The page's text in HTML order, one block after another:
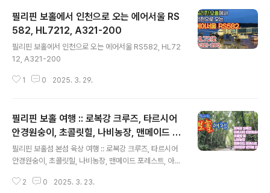
필리핀 보홀에서 인천으로 오는 에어서울 RS
582, HL7212, A321-200
필리핀 보홀에서 인천으로 오는 에어서울 RS582, HL72
12, A321-200
1 0 2025. 3. 29.
필리핀 보홀 여행 :: 로복강 크루즈, 타르시어
안경원숭이, 초콜릿힐, 나비농장, 맨메이드 포
레스트, 아바탄강 반딧불 투어
필리핀 보홀섬 본섬 육상 여행 :: 로복강 크루즈, 타르시어
안경원숭이, 초콜릿힐, 나비농장, 맨메이드 포레스트, 아바
루즈까지 자동차로 40분그 다음은 자동차로 10~20분 정
2 0 2025. 3. 23.